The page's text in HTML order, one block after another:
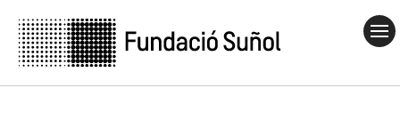
Català Castellano English
© Fundació Suñol, 2026